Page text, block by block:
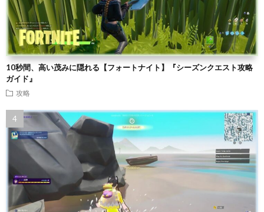
10秒間、高い茂みに隠れる【フォートナイト】『シーズンクエスト攻略
ガイド』
攻略